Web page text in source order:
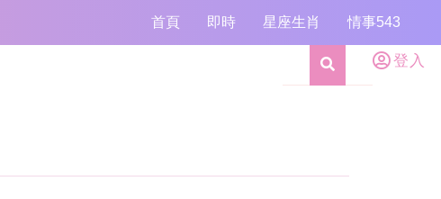
首頁 即時 星座生肖 情事543
登入